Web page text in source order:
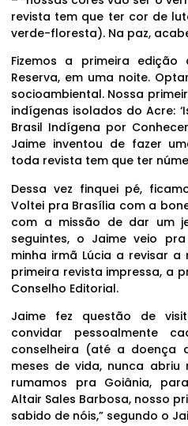
revista tem que ter cor de
verde-floresta). Na paz,
Fizemos a primeira
Reserva, em uma noite.
socioambiental. Nossa
indígenas isolados do Acre:
Brasil Indígena por
Jaime inventou de fazer
toda revista tem que ter
Dessa vez finquei pé,
Voltei pra Brasília com a
com a missão de dar um
seguintes, o Jaime veio
minha irmã Lúcia a revisar a
primeira revista impressa, a
Conselho Editorial.
Jaime fez questão de
convidar pessoalmente
conselheira (até a doença
meses de vida, nunca
rumamos pra Goiânia,
Altair Sales Barbosa, nosso
sabido de nóis,” segundo o